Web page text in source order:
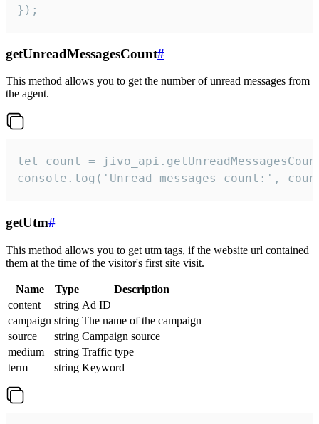
});
getUnreadMessagesCount#
This method allows you to get the number of unread messages from
the agent.
let count =
console.log('Unread messages count:',
getUtm#
This method allows you to get utm tags, if the website url contained
them at the time of the visitor's first site visit.
Name Type
Description
content
string Ad ID
campaign string The name of the campaign
source
string Campaign source
medium
string Traffic type
term
string Keyword